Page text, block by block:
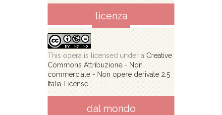
licenza
This opera is licensed under a Creative
Commons Attribuzione - Non
commerciale - Non opere derivate 2.5
Italia License
dal mondo